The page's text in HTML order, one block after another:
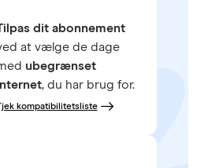
dit abonnement
at vælge de dage
ubegrænset
, du har brug for.
kompatibilitetsliste